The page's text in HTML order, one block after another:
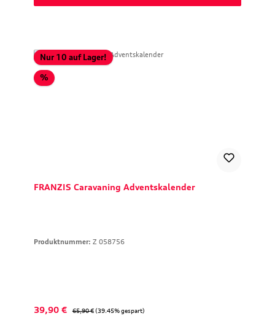
Nur 10 auf Lager!
%Rabatt
FRANZIS Caravaning Adventskalender
Produktnummer: Z 058756
Verkaufspreis:
39,90 € Regulärer Preis:
65,90 € (39.45% gespart)